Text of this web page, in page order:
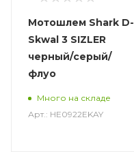
Мотошлем Shark D-
Skwal 3 SIZLER
черный/серый/
флуо
Много на складе
Арт.: HE0922EKAY